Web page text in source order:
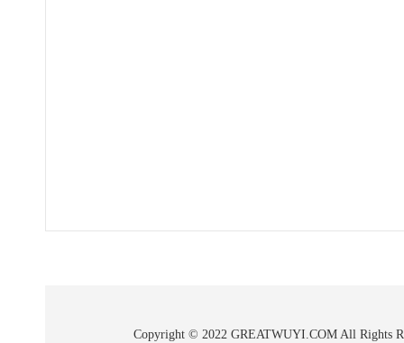
Copyright © 2022 GREATWUYI.COM All Rights